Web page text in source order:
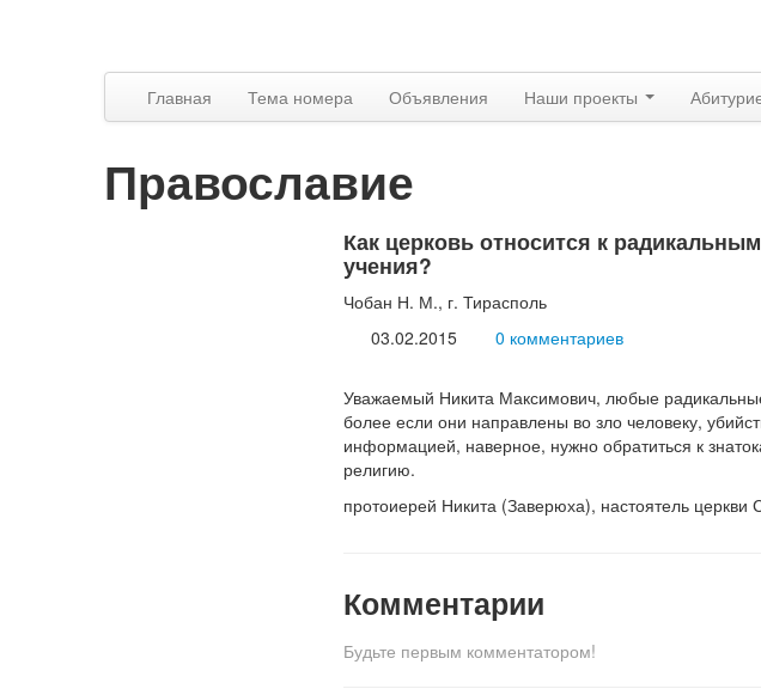
Главная Тема номера Объявления Наши проекты
Православие
Как церковь относится к
учения?
Чобан Н. М., г. Тирасполь
03.02.2015
0 комментариев
Уважаемый Никита Максимович, любые
более если они направлены во зло человеку,
информацией, наверное, нужно обратиться к
религию.
протоиерей Никита (Заверюха), настоятель церкви
Комментарии
Будьте первым комментатором!